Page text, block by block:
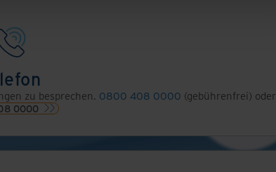
zu besprechen. 0800 408 0000 (gebührenfrei) oder
0000